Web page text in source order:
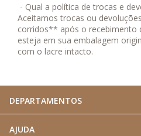
- Qual a política de trocas e
Aceitamos trocas ou
corridos** após o recebimento
esteja em sua embalagem
com o lacre intacto.
DEPARTAMENTOS
AJUDA